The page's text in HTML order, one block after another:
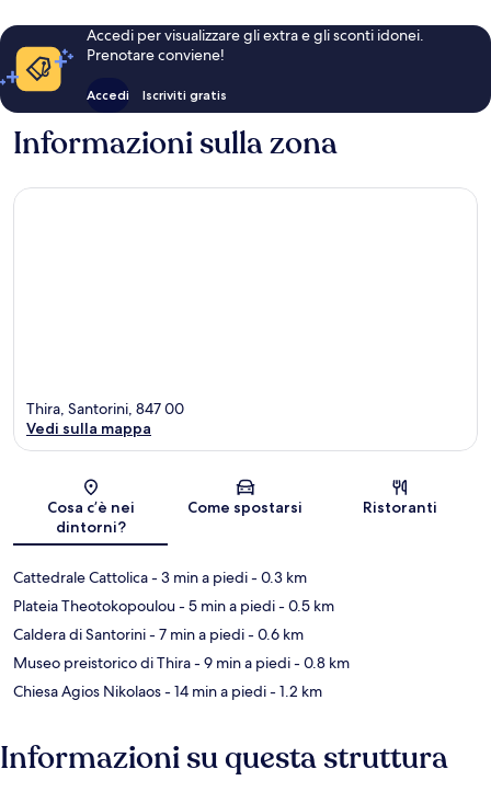
Accedi per visualizzare gli extra e gli sconti idonei.
Prenotare conviene!
Accedi Iscriviti gratis
Informazioni sulla zona
Mappa
Thira, Santorini, 847 00
Vedi sulla mappa
Cosa c’è nei
dintorni?
Come spostarsi Ristoranti
Cattedrale Cattolica- 3 min a piedi- 0.3 km
Plateia Theotokopoulou- 5 min a piedi- 0.5 km
Caldera di Santorini- 7 min a piedi- 0.6 km
Museo preistorico di Thira- 9 min a piedi- 0.8 km
Chiesa Agios Nikolaos- 14 min a piedi- 1.2 km
Informazioni su questa struttura